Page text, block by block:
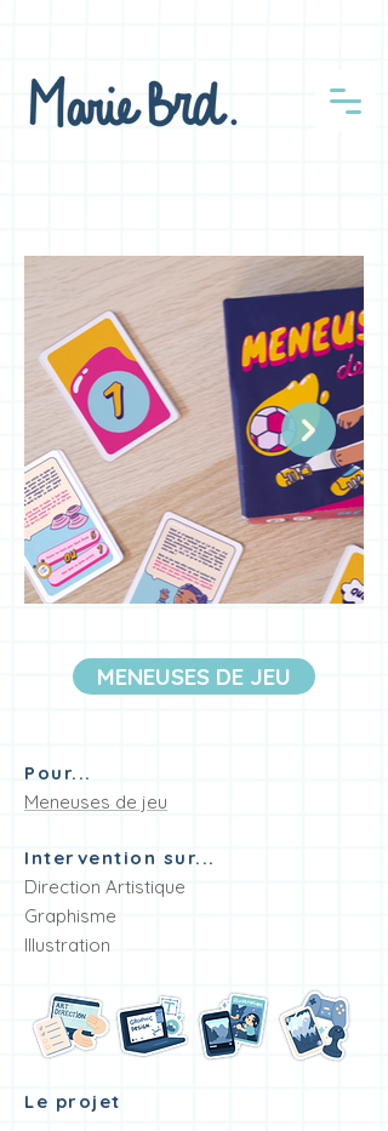
MENEUSES DE JEU
Pour...
Meneuses de jeu
Intervention sur...
Direction Artistique
Graphisme
Illustration
Le projet